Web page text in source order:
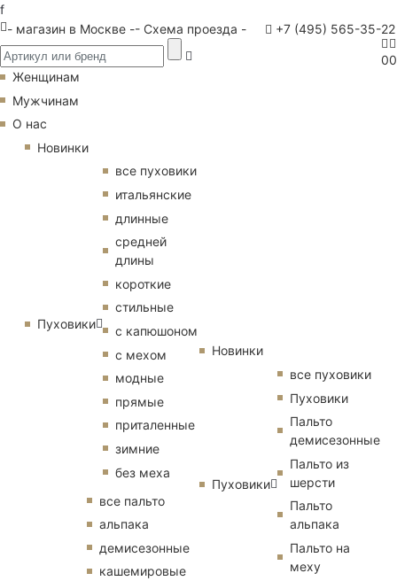
f
- магазин в Москве -- Схема проезда - +7 (495) 565-35-22
00
Женщинам
Мужчинам
О нас
Новинки
Пуховики
все пуховики
итальянские
длинные
средней
длины
короткие
стильные
с капюшоном
с мехом
модные
прямые
приталенные
зимние
без меха
все пальто
альпака
демисезонные
кашемировые
Новинки
Пуховики
все пуховики
Пуховики
Пальто
демисезонные
Пальто из
шерсти
Пальто
альпака
Пальто на
меху